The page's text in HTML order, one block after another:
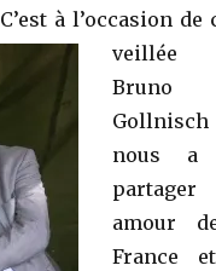
C’est à l’occasion de
veillée
Bruno
Gollnisch
nous a
partager
amour
France